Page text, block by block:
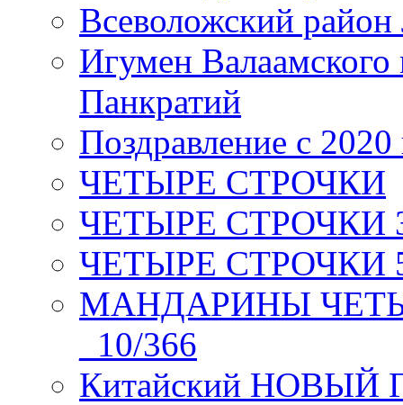
Всеволожский район
Игумен
Панкратий
Поздравление с 2020
ЧЕТЫРЕ СТРОЧКИ
ЧЕТЫРЕ СТРОЧКИ 3
ЧЕТЫРЕ СТРОЧКИ 5
МАНДАРИНЫ
_10/366
Китайский НОВЫЙ